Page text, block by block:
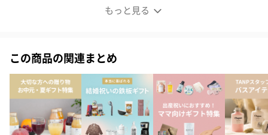
もっと見る
約10回分の「HAA for bath」がセットになった”ことばに包まれた
入浴剤”。箱ごとでも、個包装でも配りやすい、ギフトにおすすめ
の製品です。
小分けにされた入浴剤の包み紙の裏には、さまざまな方の日々が
この商品の関連まとめ